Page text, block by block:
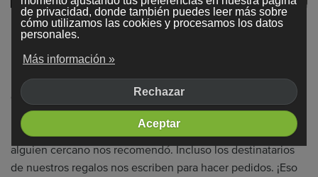
Un Taller conectado con el mundo
Las redes sociales han sido una parte esencial del
crecimiento de Gala Atelier. “Nos han permitido llegar a
muchísima gente, pero el boca a boca ha sido aún más
importante. Muchos nuevos clientes nos conocen porque
alguien cercano nos recomendó. Incluso los destinatarios
de nuestros regalos nos escriben para hacer pedidos. ¡Eso
de privacidad, donde también puedes leer más sobre
cómo utilizamos las cookies y procesamos los datos
personales.
Más información »
Rechazar
Aceptar